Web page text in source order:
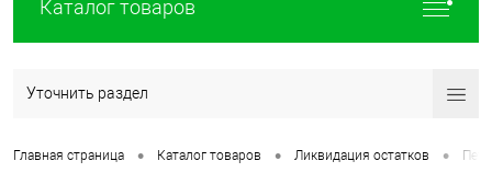
Каталог товаров
Уточнить раздел
Главная страница • Каталог товаров • Ликвидация остатков •